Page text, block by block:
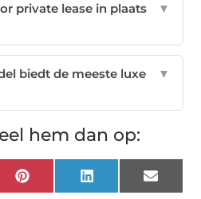
private lease in plaats
▼
biedt de meeste luxe
▼
hem dan op:
Pinterest LinkedIn Email